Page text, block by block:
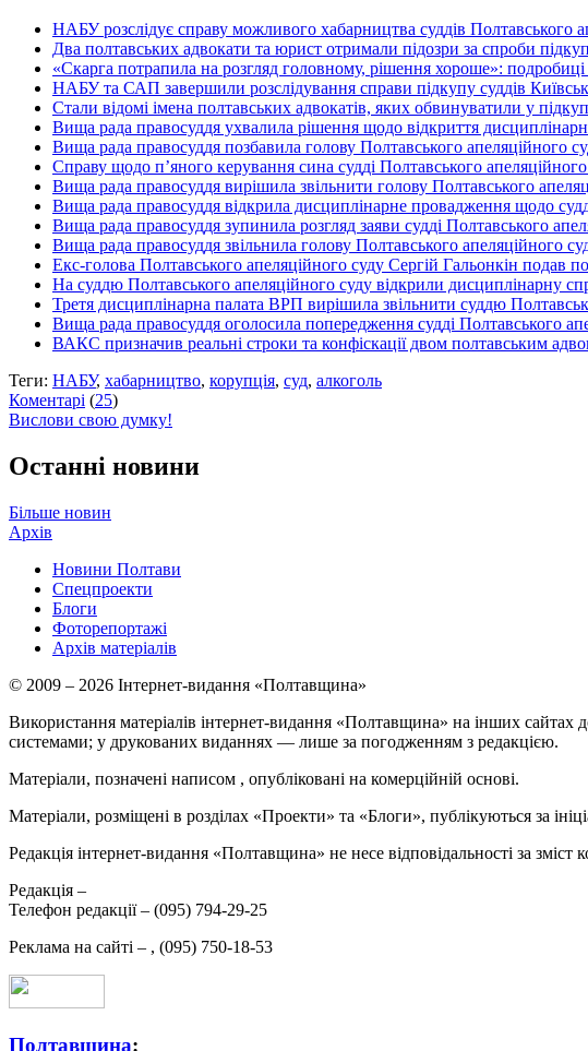
НАБУ розслідує справу можливого хабарництва суддів Полтавського
Два полтавських адвокати та юрист отримали підозри за спроби
«Скарга потрапила на розгляд головному, рішення хороше»:
НАБУ та САП завершили розслідування справи підкупу суддів
Стали відомі імена полтавських адвокатів, яких обвинуватили у
Вища рада правосуддя ухвалила рішення щодо відкриття
Вища рада правосуддя позбавила голову Полтавського апеляційного
Справу щодо п’яного керування сина судді Полтавського
Вища рада правосуддя вирішила звільнити голову Полтавського
Вища рада правосуддя відкрила дисциплінарне провадження щодо
Вища рада правосуддя зупинила розгляд заяви судді Полтавського
Вища рада правосуддя звільнила голову Полтавського апеляційного
Екс-голова Полтавського апеляційного суду Сергій Гальонкін подав
На суддю Полтавського апеляційного суду відкрили дисциплінарну
Третя дисциплінарна палата ВРП вирішила звільнити суддю
Вища рада правосуддя оголосила попередження судді Полтавського
ВАКС призначив реальні строки та конфіскації двом полтавським
Теги: НАБУ, хабарництво, корупція, суд, алкоголь
Коментарі (25)
Вислови свою думку!
Останні новини
Більше новин
Архів
Новини Полтави
Спецпроекти
Блоги
Фоторепортажі
Архів матеріалів
© 2009 – 2026 Інтернет-видання «Полтавщина»
Використання матеріалів інтернет-видання «Полтавщина» на інших сайтах
системами; у друкованих виданнях — лише за погодженням з редакцією.
Матеріали, позначені написом , опубліковані на комерційній основі.
Матеріали, розміщені в розділах «Проекти» та «Блоги», публікуються за
Редакція інтернет-видання «Полтавщина» не несе відповідальності за
Редакція –
Телефон редакції – (095) 794-29-25
Реклама на сайті – , (095) 750-18-53
Полтавщина: